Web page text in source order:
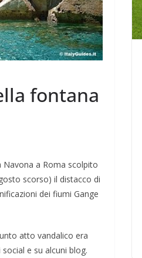
fontana
a Roma scolpito
scorso) il distacco di
dei fiumi Gange
atto vandalico era
e su alcuni blog.